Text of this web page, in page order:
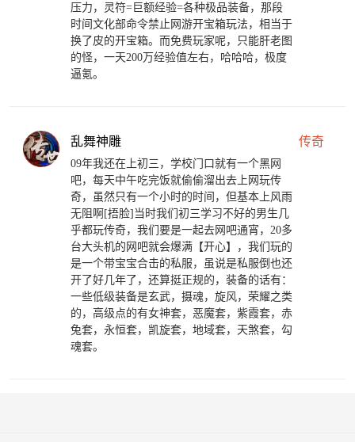
压力，灵符=巨额经验=各种极品装备，那段
时间文化部命令禁止网游开宝箱玩法，相当于
换了皮的开宝箱。而免费玩家呢，只能肝老图
的怪，一天200万经验值左右，哈哈哈，极度
逼氪。
乱舞神雕 传奇
09年我还在上初三，学校门口就有一个黑网
吧，每天中午吃完饭就偷偷溜出去上网玩传
奇，虽然只有一个小时的时间，但基本上风雨
无阻啊[捂脸]当时我们初三学习不好的男生几
乎都玩传奇，我们要是一起去网吧通宵，20多
台大头机的网吧就会爆满【开心】，我们玩的
是一个带宝宝合击的私服，虽说是私服倒也还
开了好几年了，还算挺正规的，装备的话有：
一些低级装备是玄武，摄魂，旋风，荣耀之类
的，高级点的有女神套，恶魔套，紫霞套，赤
兔套，永恒套，凯旋套，地域套，天煞套，勾
魂套。